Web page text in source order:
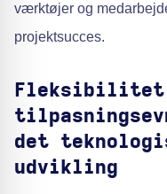
værktøjer og
projektsucces.
Fleksibilitet
det
udvikling